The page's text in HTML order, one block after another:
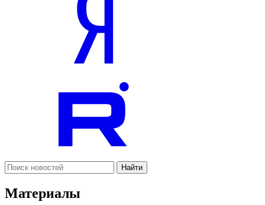
Найти
Материалы